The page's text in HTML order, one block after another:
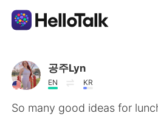
Aplikasi Pertukaran
AI Grammar Checker
공주Lyn
EN KR
So many good ideas for